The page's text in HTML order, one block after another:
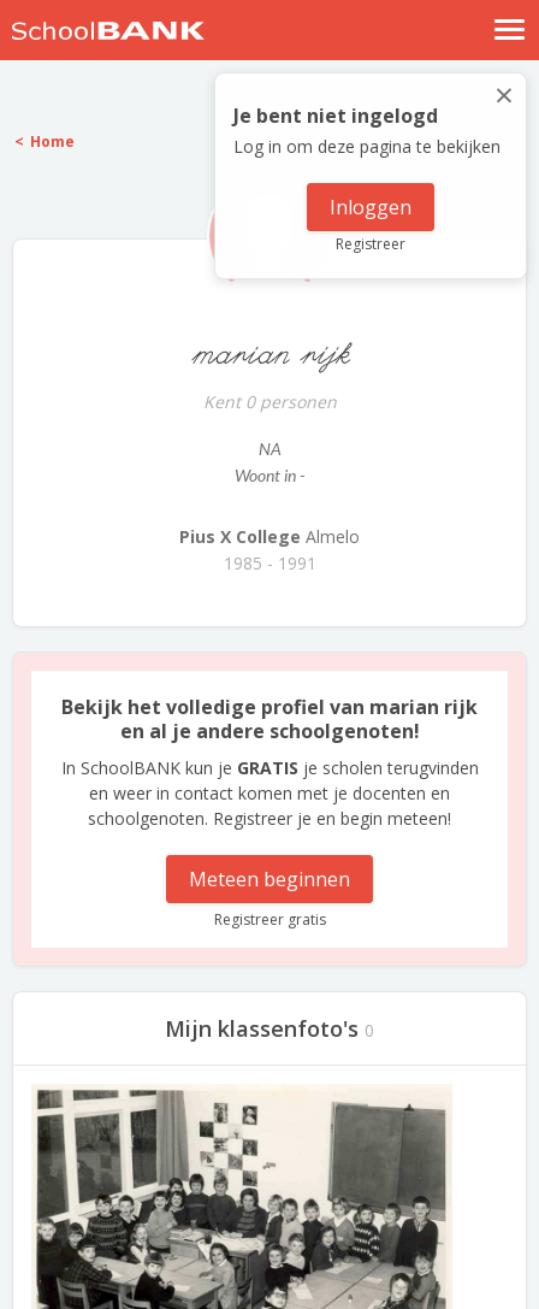
Nostalgische verhalen
Log in
Meld je gratis aan
×
Je bent niet ingelogd
Log in om deze pagina te bekijken
Inloggen
Registreer
Home
marian rijk
Kent 0 personen
NA
Woont in -
Pius X College Almelo
1985 - 1991
Bekijk het volledige profiel van marian rijk
en al je andere schoolgenoten!
In SchoolBANK kun je GRATIS je scholen terugvinden
en weer in contact komen met je docenten en
schoolgenoten. Registreer je en begin meteen!
Meteen beginnen
Registreer gratis
Mijn klassenfoto's 0